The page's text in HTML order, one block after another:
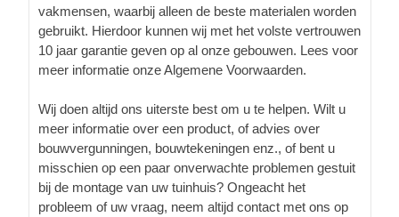
vakmensen, waarbij alleen de beste materialen worden
gebruikt. Hierdoor kunnen wij met het volste vertrouwen
10 jaar garantie geven op al onze gebouwen. Lees voor
meer informatie onze Algemene Voorwaarden.
Wij doen altijd ons uiterste best om u te helpen. Wilt u
meer informatie over een product, of advies over
bouwvergunningen, bouwtekeningen enz., of bent u
misschien op een paar onverwachte problemen gestuit
bij de montage van uw tuinhuis? Ongeacht het
probleem of uw vraag, neem altijd contact met ons op